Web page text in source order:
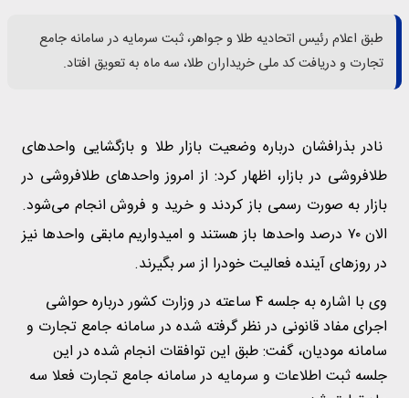
طبق اعلام رئیس اتحادیه طلا و جواهر، ثبت سرمایه در سامانه جامع
تجارت و دریافت کد ملی خریداران طلا، سه ماه به تعویق افتاد.
نادر بذرافشان درباره وضعیت بازار طلا و بازگشایی واحد‌های
طلافروشی در بازار، اظهار کرد: از امروز واحد‌های طلافروشی در
بازار به صورت رسمی باز کردند و خرید و فروش انجام می‌شود.
الان ۷۰ درصد واحد‌ها باز هستند و امیدواریم مابقی واحد‌ها نیز
در روز‌های آینده فعالیت خودرا از سر بگیرند.
وی با اشاره به جلسه ۴ ساعته در وزارت کشور درباره حواشی
اجرای مفاد قانونی در نظر گرفته شده در سامانه جامع تجارت و
سامانه مودیان، گفت: طبق این توافقات انجام شده در این
جلسه ثبت اطلاعات و سرمایه در سامانه جامع تجارت فعلا سه